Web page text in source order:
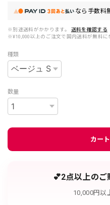
なら 手数料
※別途送料がかかります。
送料を確認する
※¥10,000以上のご注文で国内送料が無料に
種類
数量
カー
💕2点以上の
10,000円以